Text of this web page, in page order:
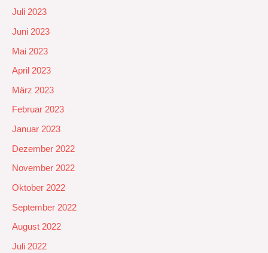
Juli 2023
Juni 2023
Mai 2023
April 2023
März 2023
Februar 2023
Januar 2023
Dezember 2022
November 2022
Oktober 2022
September 2022
August 2022
Juli 2022